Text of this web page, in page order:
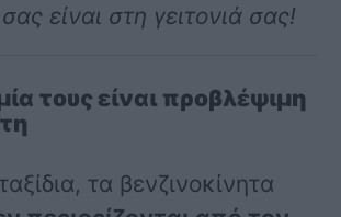
είναι στη γειτονιά σας!
τους είναι προβλέψιμη
τα βενζινοκίνητα